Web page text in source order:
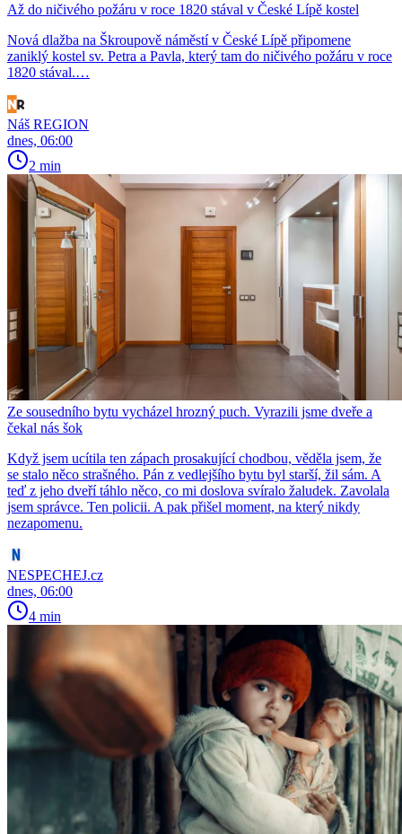
Až do ničivého požáru v roce 1820 stával v České Lípě kostel
Nová dlažba na Škroupově náměstí v České Lípě připomene
zaniklý kostel sv. Petra a Pavla, který tam do ničivého požáru v roce
1820 stával.…
Náš REGION
dnes, 06:00
2 min
Ze sousedního bytu vycházel hrozný puch. Vyrazili jsme dveře a
čekal nás šok
Když jsem ucítila ten zápach prosakující chodbou, věděla jsem, že
se stalo něco strašného. Pán z vedlejšího bytu byl starší, žil sám. A
teď z jeho dveří táhlo něco, co mi doslova svíralo žaludek. Zavolala
jsem správce. Ten policii. A pak přišel moment, na který nikdy
nezapomenu.
NESPECHEJ.cz
dnes, 06:00
4 min